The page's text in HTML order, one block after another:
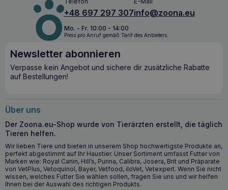
+48 697 297 307info@zoona.eu
Mo. - Fr. 10:00 - 14:00
Preis pro Anruf gemäß Tarif des Anbieters.
Newsletter abonnieren
Verpasse kein Angebot und sichere dir zusätzliche Rabatte
auf Bestellungen!
Über uns
Der Zoona.eu-Shop wurde von Tierärzten erstellt, die täglich
Tieren helfen.
Wir lieben Tiere und bieten in unserem Shop hochwertigste Produkte an,
perfekt abgestimmt auf Ihr Haustier. Unser Sortiment umfasst Futter von
Marken wie: Royal Canin, Hill’s, Purina, Calibra, Josera, Brit und Präparate
von VetPlus, Vetoquinol, Bayer, Vetfood, iloVet, Vetexpert. Wenn Sie nicht
wissen, welches Futter Sie wählen sollen, fragen Sie uns und wir helfen
Ihnen bei der Auswahl des richtigen Produkts.